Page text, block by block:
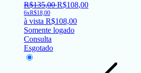
R$135,00 R$108,00
6xR$18,00
à vista R$108,00
Somente logado
Consulta
Esgotado